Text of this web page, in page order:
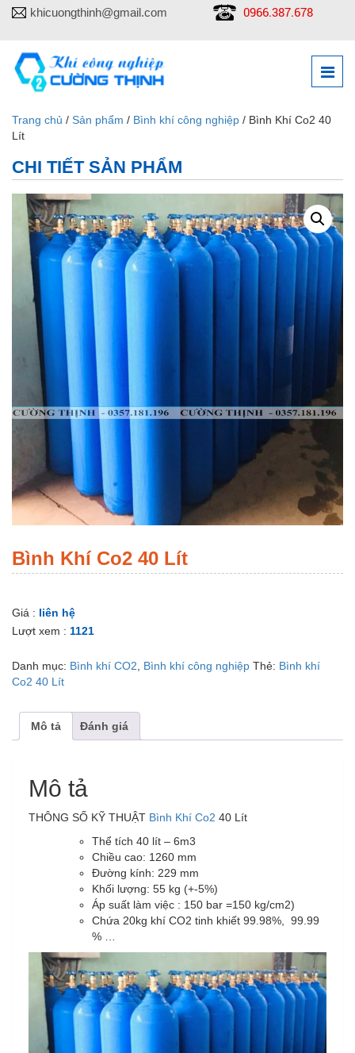
khicuongthinh@gmail.com 0966.387.678
Trang chủ / Sản phẩm / Bình khí công nghiệp / Bình Khí Co2 40
Lít
CHI TIẾT SẢN PHẨM
Bình Khí Co2 40 Lít
Giá : liên hệ
Lượt xem : 1121
Danh mục: Bình khí CO2 Bình khí công nghiệp Thẻ: Bình khí
Co2 40 Lít
Mô tả Đánh giá
Mô tả
THÔNG SỐ KỸ THUẬT Bình Khí Co2 40 Lít
Thể tích 40 lít – 6m3
Chiều cao: 1260 mm
Đường kính: 229 mm
Khối lượng: 55 kg (+-5%)
Áp suất làm việc : 150 bar =150 kg/cm2)
Chứa 20kg khí CO2 tinh khiết 99.98%, 99.99
% …